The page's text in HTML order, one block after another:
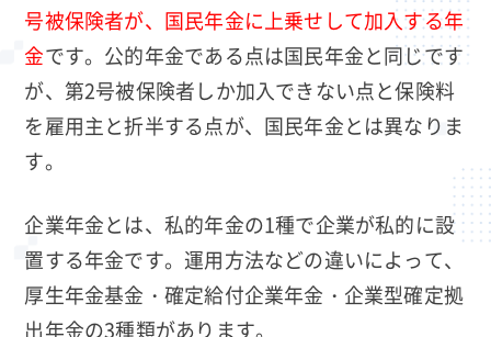
号被保険者が、国民年金に上乗せして加入する年
金です。公的年金である点は国民年金と同じです
が、第2号被保険者しか加入できない点と保険料
を雇用主と折半する点が、国民年金とは異なりま
す。
企業年金とは、私的年金の1種で企業が私的に設
置する年金です。運用方法などの違いによって、
厚生年金基金・確定給付企業年金・企業型確定拠
出年金の3種類があります。